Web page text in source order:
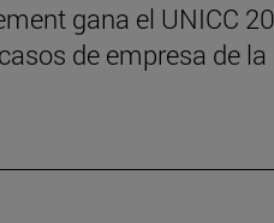
gana el UNICC
de empresa de la